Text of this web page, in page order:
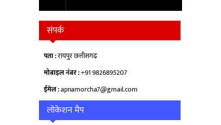
संपर्क
पता :रायपुर छत्तीसगढ़
मोबाइल नंबर :+91 9826895207
ईमेल :apnamorcha7@gmail.com
लोकेशन मैप